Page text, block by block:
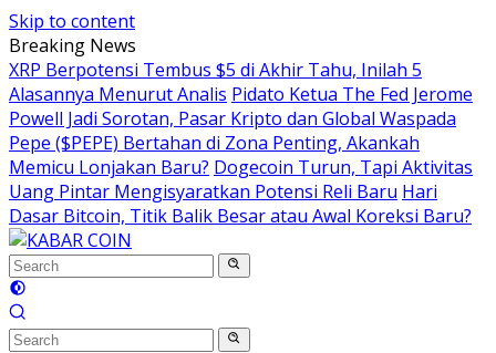
Skip to content
Breaking News
XRP Berpotensi Tembus $5 di Akhir Tahu, Inilah 5
Alasannya Menurut Analis Pidato Ketua The Fed Jerome
Powell Jadi Sorotan, Pasar Kripto dan Global Waspada
Pepe ($PEPE) Bertahan di Zona Penting, Akankah
Memicu Lonjakan Baru? Dogecoin Turun, Tapi Aktivitas
Uang Pintar Mengisyaratkan Potensi Reli Baru Hari
Dasar Bitcoin, Titik Balik Besar atau Awal Koreksi Baru?